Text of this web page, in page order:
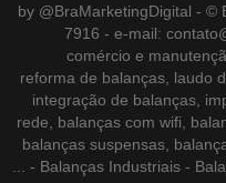
by @BraMarketingDigital - ©
7916 - e-mail:
comércio e
reforma de balanças, laudo
integração de balanças,
rede, balanças com wifi,
balanças suspensas,
... - Balanças Industriais -